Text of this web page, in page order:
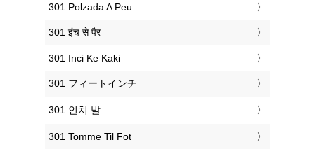
‎301 Polzada A Peu
‎301 इंच से पैर
‎301 Inci Ke Kaki
‎301 フィートインチ
‎301 인치 발
‎301 Tomme Til Fot